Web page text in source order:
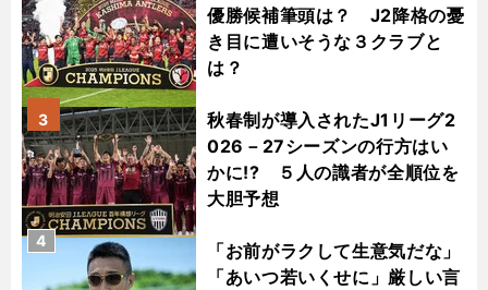
優勝候補筆頭は？ J2降格の憂
き目に遭いそうな３クラブと
は？
秋春制が導入されたJ1リーグ2
026－27シーズンの行方はい
かに!? ５人の識者が全順位を
大胆予想
3
「お前がラクして生意気だな」
「あいつ若いくせに」厳しい言
4